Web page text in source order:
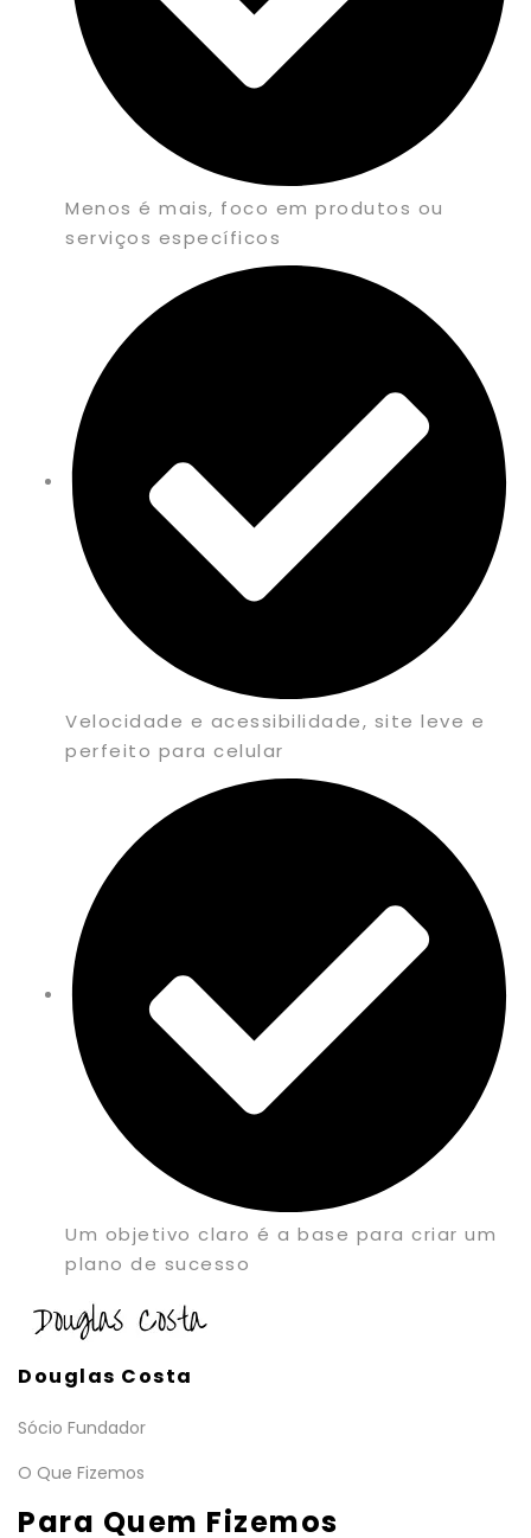
Menos é mais, foco em produtos ou
serviços específicos
Velocidade e acessibilidade, site leve e
perfeito para celular
Um objetivo claro é a base para criar um
plano de sucesso
Douglas Costa
Sócio Fundador
O Que Fizemos
Para Quem Fizemos